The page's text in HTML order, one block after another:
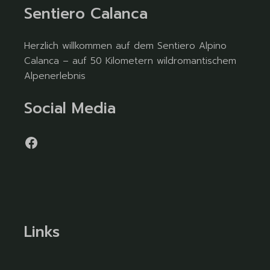
Sentiero Calanca
Herzlich willkommen auf dem Sentiero Alpino
Calanca – auf 50 Kilometern wildromantischem
Alpenerlebnis
Social Media
Links